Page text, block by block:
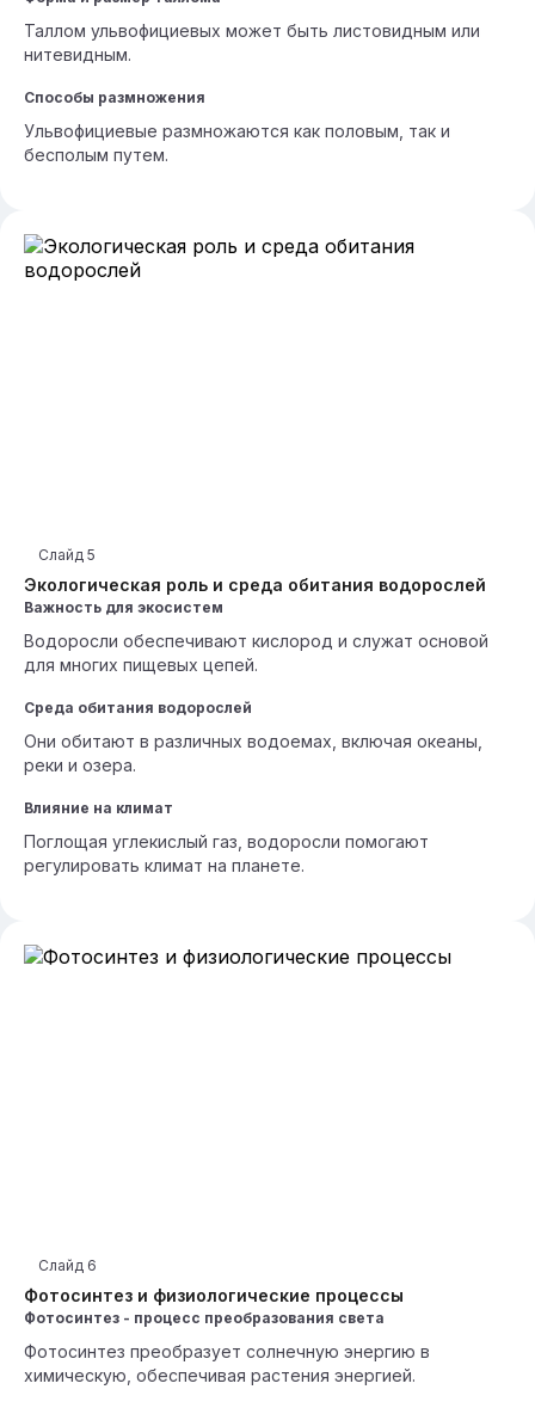
Таллом ульвофициевых может быть листовидным или
нитевидным.
Способы размножения
Ульвофициевые размножаются как половым, так и
бесполым путем.
Экологическая роль и среда обитания водорослей
Слайд 5
Важность для экосистем
Водоросли обеспечивают кислород и служат основой
для многих пищевых цепей.
Среда обитания водорослей
Они обитают в различных водоемах, включая океаны,
реки и озера.
Влияние на климат
Поглощая углекислый газ, водоросли помогают
регулировать климат на планете.
Фотосинтез и физиологические процессы
Слайд 6
Фотосинтез - процесс преобразования света
Фотосинтез преобразует солнечную энергию в
химическую, обеспечивая растения энергией.